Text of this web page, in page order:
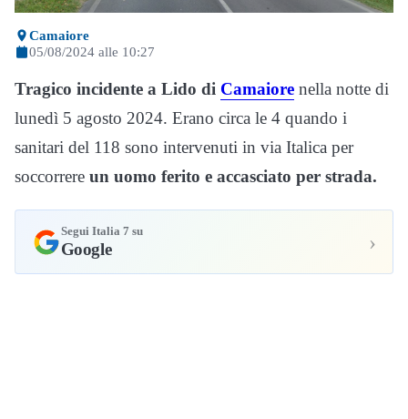
Camaiore
05/08/2024 alle 10:27
Tragico incidente a Lido di Camaiore nella notte di
lunedì 5 agosto 2024. Erano circa le 4 quando i
sanitari del 118 sono intervenuti in via Italica per
soccorrere un uomo ferito e accasciato per strada.
Segui Italia 7 su
Google ›